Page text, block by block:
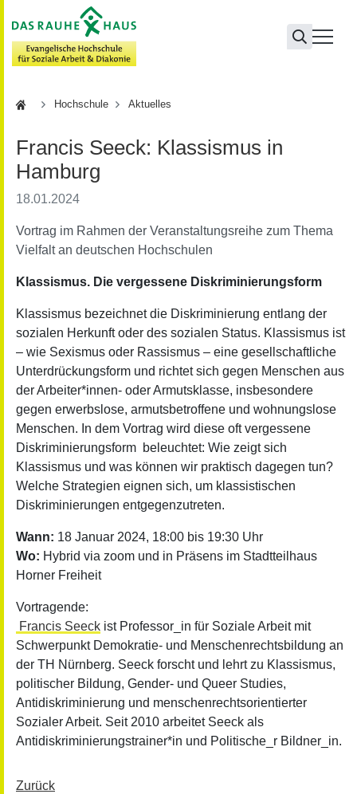
HochschuleHochschule Aktuelles
Francis Seeck: Klassismus in
Hamburg
18.01.2024
Vortrag im Rahmen der Veranstaltungsreihe zum Thema
Vielfalt an deutschen Hochschulen
Klassismus. Die vergessene Diskriminierungsform
Klassismus bezeichnet die Diskriminierung entlang der
sozialen Herkunft oder des sozialen Status. Klassismus ist
– wie Sexismus oder Rassismus – eine gesellschaftliche
Unterdrückungsform und richtet sich gegen Menschen aus
der Arbeiter*innen- oder Armutsklasse, insbesondere
gegen erwerbslose, armutsbetroffene und wohnungslose
Menschen. In dem Vortrag wird diese oft vergessene
Diskriminierungsform beleuchtet: Wie zeigt sich
Klassismus und was können wir praktisch dagegen tun?
Welche Strategien eignen sich, um klassistischen
Diskriminierungen entgegenzutreten.
Wann: 18 Januar 2024, 18:00 bis 19:30 Uhr
Wo: Hybrid via zoom und in Präsens im Stadtteilhaus
Horner Freiheit
Vortragende:
Francis Seeck ist Professor_in für Soziale Arbeit mit
Schwerpunkt Demokratie- und Menschenrechtsbildung an
der TH Nürnberg. Seeck forscht und lehrt zu Klassismus,
politischer Bildung, Gender- und Queer Studies,
Antidiskriminierung und menschenrechtsorientierter
Sozialer Arbeit. Seit 2010 arbeitet Seeck als
Antidiskriminierungstrainer*in und Politische_r Bildner_in.
Zurück